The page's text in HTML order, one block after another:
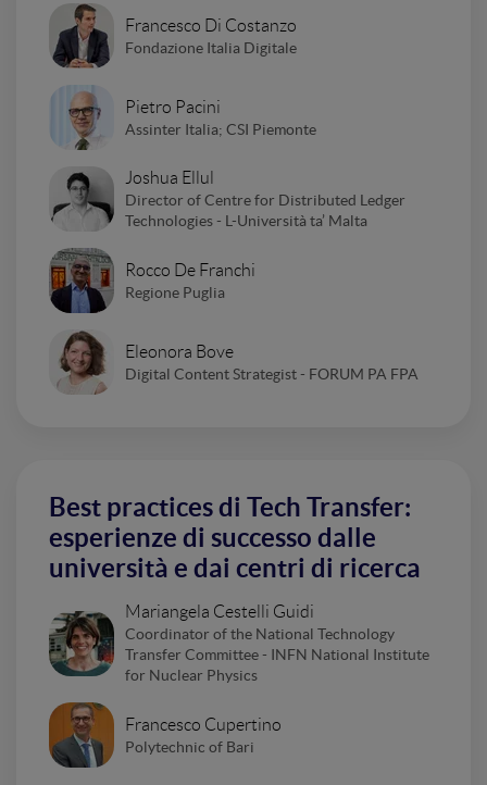
Francesco Di Costanzo
Fondazione Italia Digitale
Pietro Pacini
Assinter Italia; CSI Piemonte
Joshua Ellul
Director of Centre for Distributed Ledger
Technologies - L-Università ta’ Malta
Rocco De Franchi
Regione Puglia
Eleonora Bove
Digital Content Strategist - FORUM PA FPA
Best practices di Tech Transfer:
esperienze di successo dalle
università e dai centri di ricerca
Mariangela Cestelli Guidi
Coordinator of the National Technology
Transfer Committee - INFN National Institute
for Nuclear Physics
Francesco Cupertino
Polytechnic of Bari